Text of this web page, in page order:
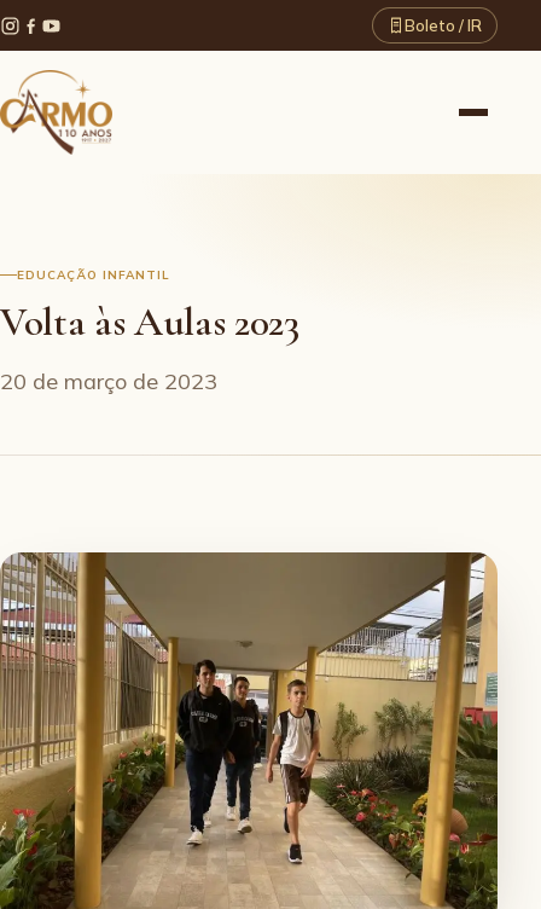
Boleto / IR
EDUCAÇÃO INFANTIL
Volta às Aulas 2023
20 de março de 2023